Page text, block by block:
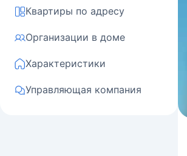
Квартиры по адресу
Организации в доме
Характеристики
Управляющая компания